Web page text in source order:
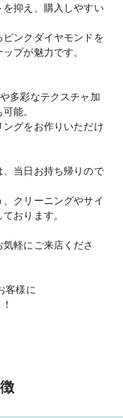
抑え、購入しやすい
ンクダイヤモンドを
プが魅力です。
多彩なテクスチャ加
能。
グをお作りいただけ
、当日お持ち帰りので
クリーニングやサイ
おります。
軽にご来店くださ
客様に